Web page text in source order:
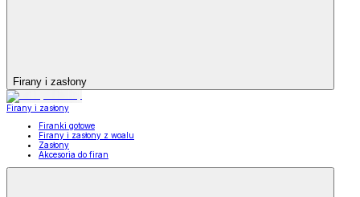
Firany i zasłony
Firany i zasłony
Firanki gotowe
Firany i zasłony z woalu
Zasłony
Akcesoria do firan